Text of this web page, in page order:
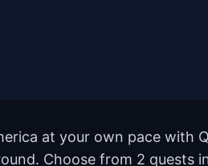
at your own pace
Choose from 2 quests